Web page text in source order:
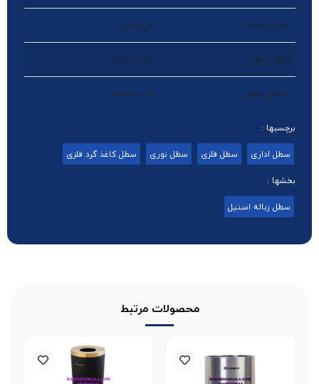
جنس بدنه: توری فلزی
قطر سطل: 27 سانتیمتر
ارتفاع سطل: 28 سانتیمتر
برچسبها :
سطل اداری
سطل فلزی سطل توری
سطل کاغذ گرد فلزی
بخشها :
سطل زباله استیل
محصولات مرتبط